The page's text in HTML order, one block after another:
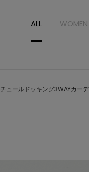
ALL WOMEN
チュールドッキング3WAYカー